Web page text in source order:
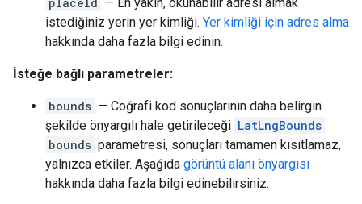
istediğiniz yerin yer kimliği. Yer kimliği için adres alma
hakkında daha fazla bilgi edinin.
İsteğe bağlı parametreler:
bounds — Coğrafi kod sonuçlarının daha belirgin
şekilde önyargılı hale getirileceği LatLngBounds .
bounds parametresi, sonuçları tamamen kısıtlamaz,
yalnızca etkiler. Aşağıda görüntü alanı önyargısı
hakkında daha fazla bilgi edinebilirsiniz.